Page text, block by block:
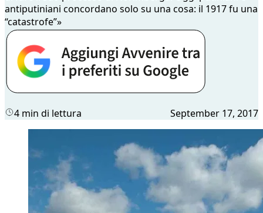
antiputiniani concordano solo su una cosa: il 1917 fu una
“catastrofe”»
4 min di lettura September 17, 2017